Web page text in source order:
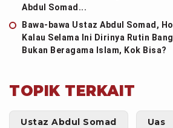
Abdul Somad...
Bawa-bawa Ustaz Abdul Somad,
Kalau Selama Ini Dirinya Rutin
Bukan Beragama Islam, Kok Bisa?
TOPIK TERKAIT
Ustaz Abdul Somad Uas